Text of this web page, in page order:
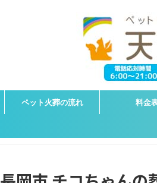
ペット火葬の流れ 料金